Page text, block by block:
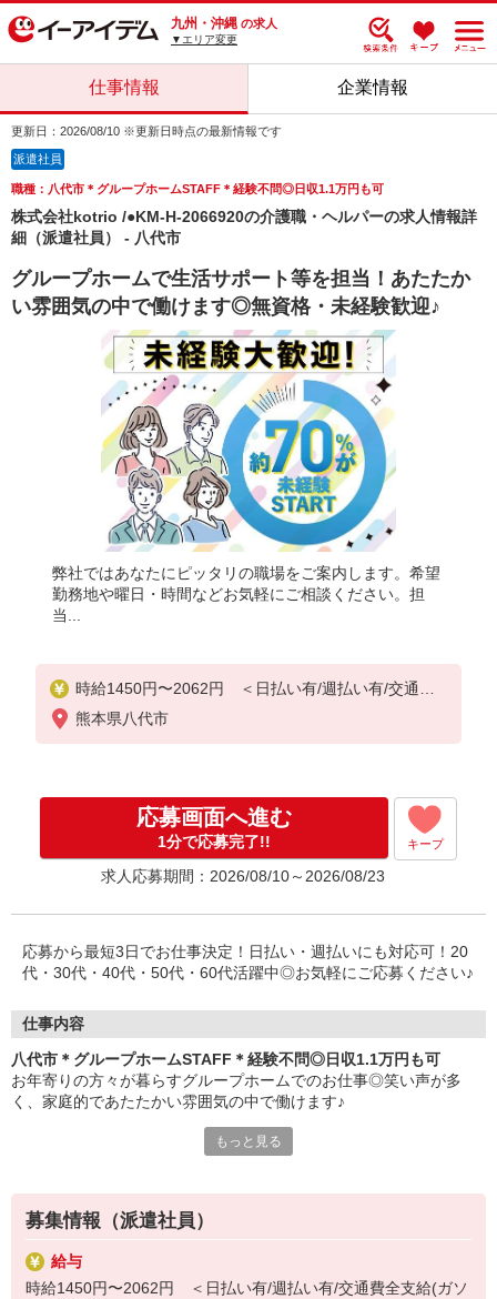
九州・沖縄 の求人
▼エリア変更
仕事情報 企業情報
更新日：2026/08/10 ※更新日時点の最新情報です
派遣社員
職種：八代市＊グループホームSTAFF＊経験不問◎日収1.1万円も可
株式会社kotrio /●KM-H-2066920の介護職・ヘルパーの求人情報詳
細（派遣社員） - 八代市
グループホームで生活サポート等を担当！あたたか
い雰囲気の中で働けます◎無資格・未経験歓迎♪
弊社ではあなたにピッタリの職場をご案内します。希望
勤務地や曜日・時間などお気軽にご相談ください。担
当...
時給1450円〜2062円 ＜日払い有/週払い有/交通費
全支給(ガソリン代含む)＞
熊本県八代市
応募画面へ進む
1分で応募完了!! キープ
求人応募期間：2026/08/10～2026/08/23
応募から最短3日でお仕事決定！日払い・週払いにも対応可！20
代・30代・40代・50代・60代活躍中◎お気軽にご応募ください♪
仕事内容
八代市＊グループホームSTAFF＊経験不問◎日収1.1万円も可
お年寄りの方々が暮らすグループホームでのお仕事◎笑い声が多
く、家庭的であたたかい雰囲気の中で働けます♪
・食事や入浴などの介助
・外出の付き添い
・健康状態のチェック
など
もっと見る
募集情報（派遣社員）
給与
時給1450円〜2062円 ＜日払い有/週払い有/交通費全支給(ガソ